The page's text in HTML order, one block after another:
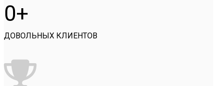
0
ДОВОЛЬНЫХ КЛИЕНТОВ